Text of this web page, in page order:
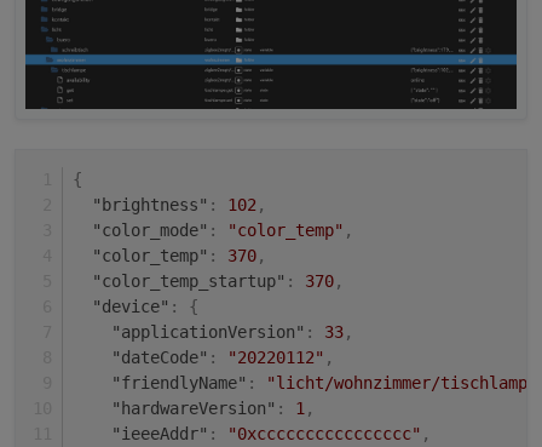
{
"brightness" : 102,
"color_mode" : "color_temp" ,
"color_temp" : 370,
"color_temp_startup" : 370,
"device" :
{
"applicationVersion" : 33,
"dateCode" : "20220112" ,
"friendlyName" :
"licht/wohnzimmer/
"hardwareVersion" : 1,
"ieeeAddr" : "0xcccccccccccccccc" ,